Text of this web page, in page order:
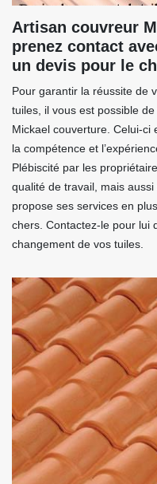
Artisan couvreur
prenez contact
un devis pour le
Pour garantir la réussite de
tuiles, il vous est possible
Mickael couverture. Celui-ci
la compétence et
Plébiscité par les
qualité de travail, mais
propose ses services en
chers. Contactez-le pour lui
changement de vos tuiles.